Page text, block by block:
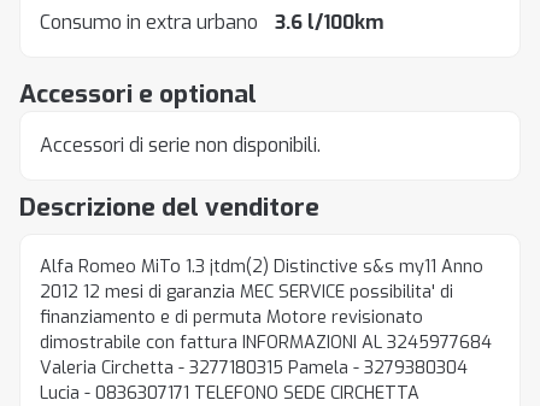
Descrizione del venditore
Alfa Romeo MiTo 1.3 jtdm(2) Distinctive s&s my11 Anno
2012 12 mesi di garanzia MEC SERVICE possibilita' di
finanziamento e di permuta Motore revisionato
dimostrabile con fattura INFORMAZIONI AL 3245977684
Valeria Circhetta - 3277180315 Pamela - 3279380304
Lucia - 0836307171 TELEFONO SEDE CIRCHETTA
Accessori e optional
Accessori di serie non disponibili.
Consumo in extra urbano
3.6 l/100km